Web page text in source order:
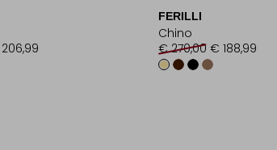
FERILLI
Chino
€ 270,00 € 188,99